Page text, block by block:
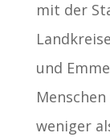
mit der
und
weniger